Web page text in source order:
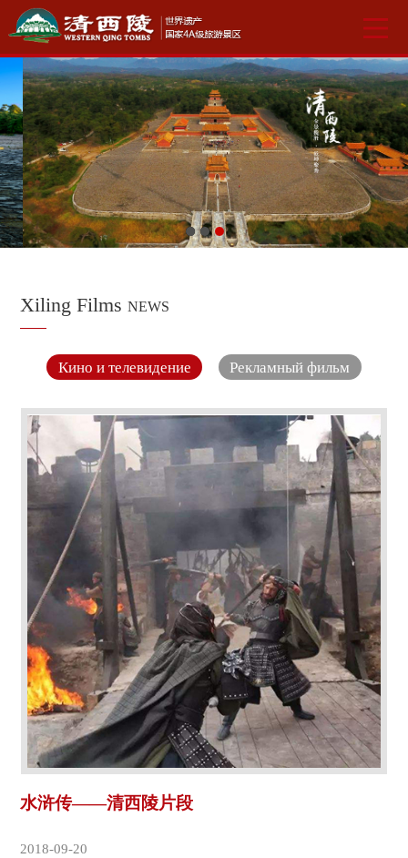
Xiling FilmsNEWS
Кино и телевидение Рекламный фильм
水浒传——清西陵片段
2018-09-20